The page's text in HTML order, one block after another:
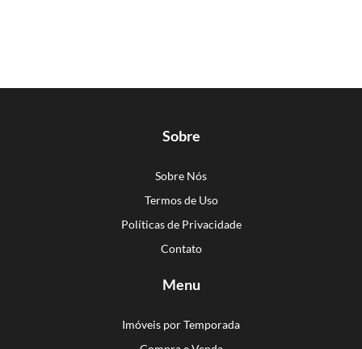
Sobre
Sobre Nós
Termos de Uso
Políticas de Privacidade
Contato
Menu
Imóveis por Temporada